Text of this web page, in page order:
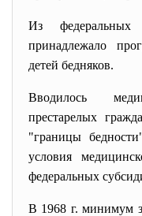
Из
принадлежало
детей бедняков.
Вводилось
престарелых
"границы
условия
федеральных
В 1968 г. минимум